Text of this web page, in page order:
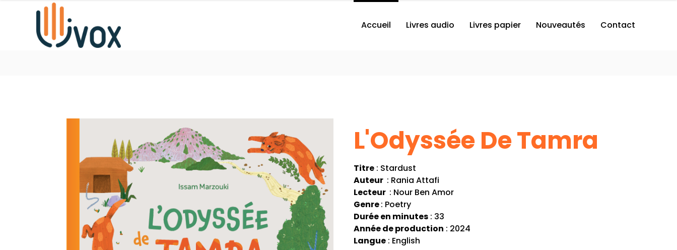
Accueil Livres audio Livres papier Nouveautés Contact
L'Odyssée De Tamra
Titre : Stardust
Auteur : Rania Attafi
Lecteur : Nour Ben Amor
Genre: Poetry
Durée en minutes : 33
Année de production : 2024
Langue : English